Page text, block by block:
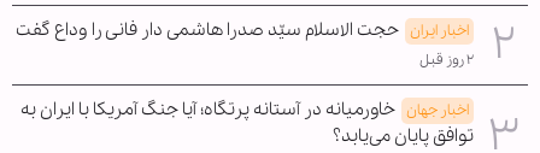
اخبار ایران حجت الاسلام سیّد صدرا هاشمی دار فانی را وداع گفت
۲ روز قبل
اخبار جهان خاورمیانه در آستانه پرتگاه؛ آیا جنگ آمریکا با ایران به
توافق پایان می‌یابد؟